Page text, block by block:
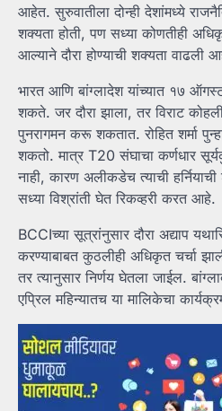
आहेत. सुरुवातीला दोन्ही देशांमध्ये
शक्यता होती, पण सध्या कोणतीही
आल्याने दौरा होण्याची शक्यता वाढली
भारत आणि बांग्लादेश यांच्यात १७
शकते. जर दौरा झाला, तर विराट
पुनरागमन करू शकतात. रोहित शर्मा
शकतो. मात्र T20 संघाचा कर्णधार
नाही, कारण अलीकडेच त्याची
सध्या विश्रांती घेत रिकव्हरी करत आहे.
BCCIच्या सूत्रांनुसार दौरा अद्याप
करण्याबाबत कुठलीही अधिकृत चर्चा
तर त्यानुसार निर्णय घेतला जाईल.
एप्रिल महिन्यातच या मालिकेचा